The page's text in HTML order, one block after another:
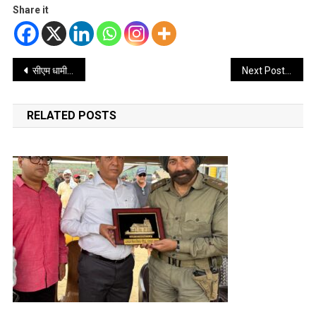
Share it
Post
navigation
सीएम धामी ने किया ‘सौर जागरूकता स्मारिका पुस्तिका’ का विमोचन
RELATED POSTS